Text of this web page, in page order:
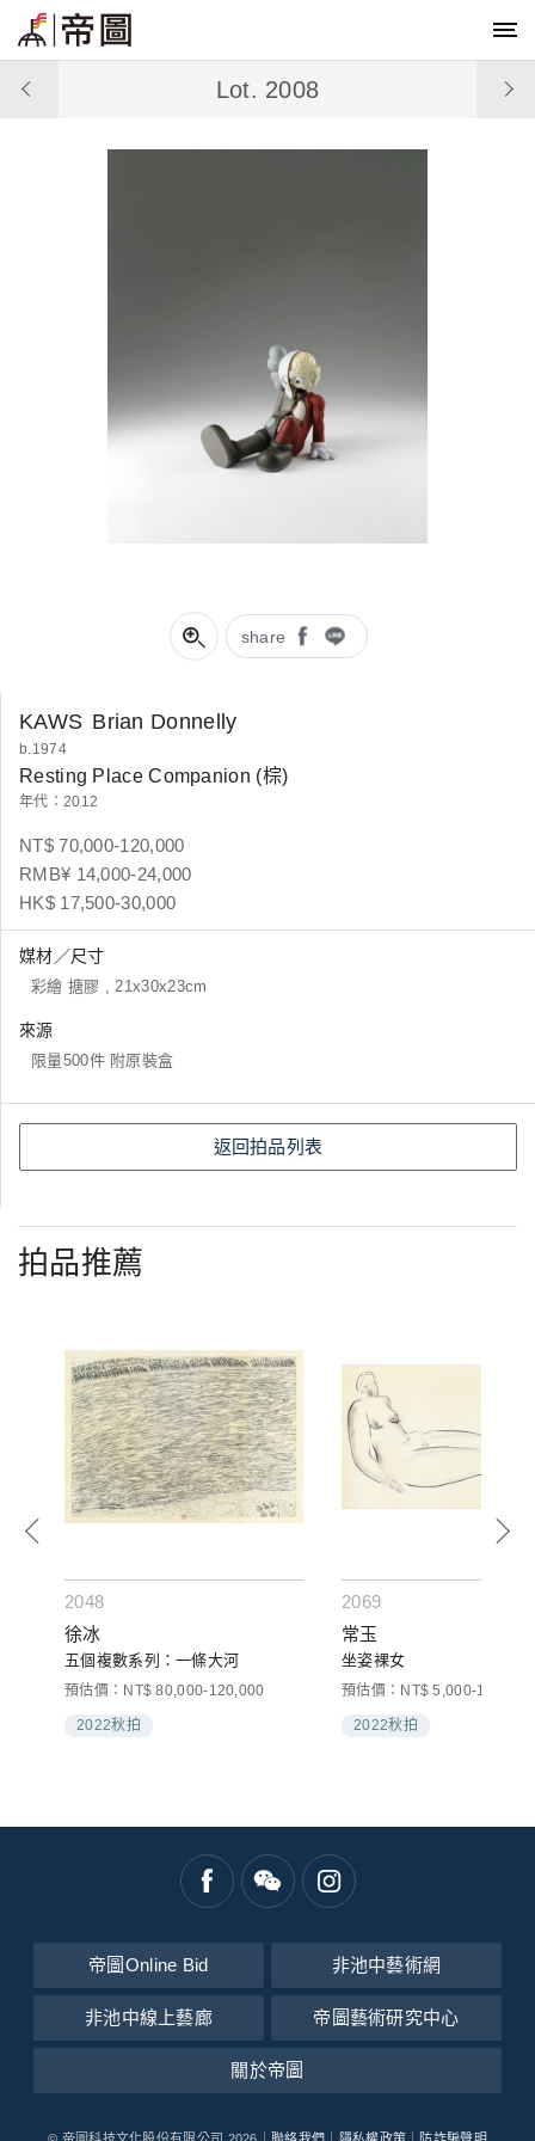
share
Lot. 2008
KAWS Brian Donnelly
b.1974
Resting Place Companion (棕)
年代：2012
NT$ 70,000-120,000
RMB¥ 14,000-24,000
HK$ 17,500-30,000
媒材／尺寸
彩繪 搪膠 , 21x30x23cm
來源
限量500件 附原裝盒
返回拍品列表
拍品推薦
2048
徐冰
五個複數系列：一條大河
預估價：NT$ 80,000-120,000
2022秋拍
2069
常玉
坐姿裸女
預估價：NT$ 5,000-10,000
2022秋拍
帝圖Online Bid 非池中藝術網
非池中線上藝廊 帝圖藝術研究中心
關於帝圖